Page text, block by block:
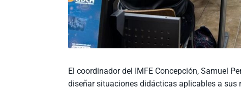
El coordinador del IMFE Concepción, Samuel
diseñar situaciones didácticas aplicables a